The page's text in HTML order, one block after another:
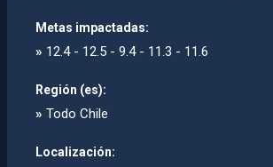
Metas impactadas:
» 12.4 - 12.5 - 9.4 - 11.3 - 11.6
Región (es):
» Todo Chile
Localización: